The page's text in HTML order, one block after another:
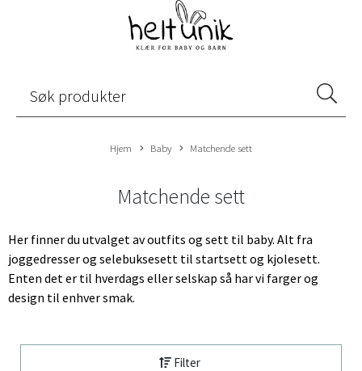
Hjem Baby Matchende sett
Matchende sett
Her finner du utvalget av outfits og sett til baby. Alt fra
joggedresser og selebuksesett til startsett og kjolesett.
Enten det er til hverdags eller selskap så har vi farger og
design til enhver smak.
Filter